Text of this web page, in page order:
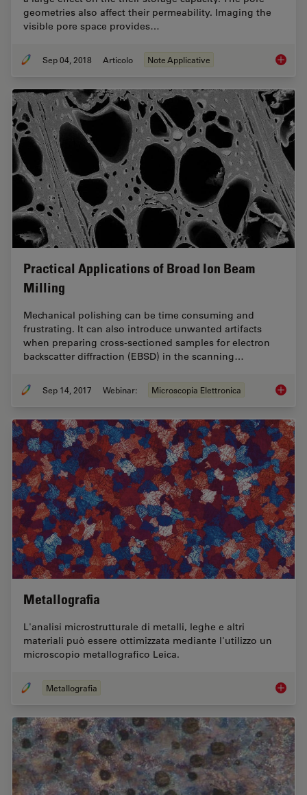
geometries also affect their permeability. Imaging the
visible pore space provides…
Sep 04, 2018 Articolo Note Applicative
Practical Applications of Broad Ion Beam
Milling
Mechanical polishing can be time consuming and
frustrating. It can also introduce unwanted artifacts
when preparing cross-sectioned samples for electron
backscatter diffraction (EBSD) in the scanning…
Sep 14, 2017 Webinar: Microscopia Elettronica
Metallografia
L'analisi microstrutturale di metalli, leghe e altri
materiali può essere ottimizzata mediante l'utilizzo un
microscopio metallografico Leica.
Metallografia